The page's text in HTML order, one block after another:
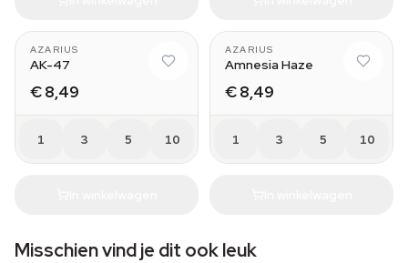
AZARIUS
AK-47
€ 8,49
1 3 5 10
AZARIUS
Amnesia Haze
€ 8,49
1 3 5 10
Misschien vind je dit ook leuk